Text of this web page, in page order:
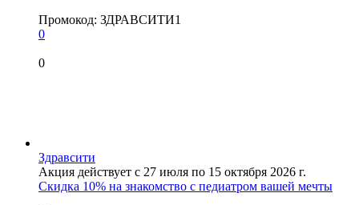
Промокод: ЗДРАВСИТИ1
0
0
Здравсити
Акция действует с 27 июля по 15 октября 2026 г.
Скидка 10% на знакомство с педиатром вашей мечты